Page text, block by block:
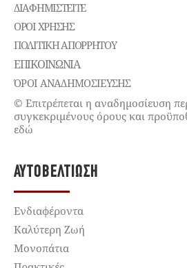
ΔΙΑΦΗΜΙΣΤΕΊΤΕ
ΌΡΟΙ ΧΡΉΣΗΣ
ΠΟΛΙΤΙΚΉ ΑΠΟΡΡΉΤΟΥ
ΕΠΙΚΟΙΝΩΝΊΑ
ΌΡΟΙ ΑΝΑΔΗΜΟΣΙΕΥΣΗΣ
© Επιτρέπεται η αναδημοσίευση
συγκεκριμένους όρους και
εδώ
ΑΥΤΟΒΕΛΤΊΩΣΗ
Ενδιαφέροντα
Καλύτερη Ζωή
Μονοπάτια